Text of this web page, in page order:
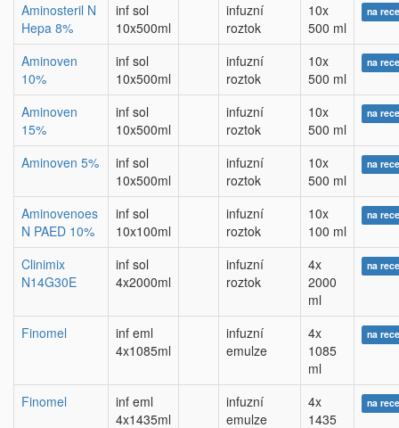
Aminosteril N
Hepa 8%
inf sol
10x500ml
infuzní
roztok
10x
500 ml
na
Aminoven
10%
inf sol
10x500ml
infuzní
roztok
10x
500 ml
na
Aminoven
15%
inf sol
10x500ml
infuzní
roztok
10x
500 ml
na
Aminoven 5%
inf sol
10x500ml
infuzní
roztok
10x
500 ml
na
Aminovenoes
N PAED 10%
inf sol
10x100ml
infuzní
roztok
10x
100 ml
na
Clinimix
N14G30E
inf sol
4x2000ml
infuzní
roztok
4x
2000
ml
na
Finomel
inf eml
4x1085ml
infuzní
emulze
4x
1085
ml
na
Finomel
inf eml
4x1435ml
infuzní
emulze
4x
1435
na